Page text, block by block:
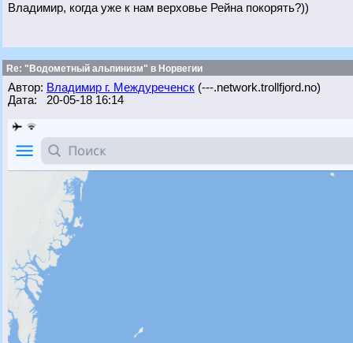
Владимир, когда уже к нам верховье Рейна покорять?))
Re: "Водометный альпинизм" в Норвегии
Автор: Владимир г. Междуреченск (---.network.trollfjord.no)
Дата: 20-05-18 16:14